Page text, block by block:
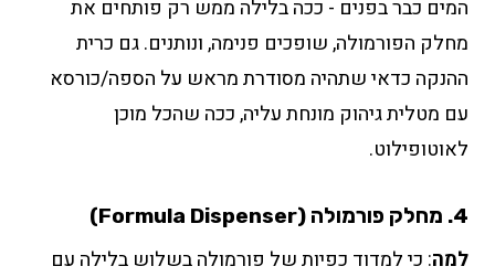
המים כבר בפנים - ככה בלילה ממש רק פותחים את
מחלק הפורמולה, שופכים פנימה, ונותנים. גם כרית
ההנקה כדאי שתהיה מסודרת מראש על הספה/כורסא
עם מטלית גיהוק מונחת עליה, ככה שהכל מוכן
לאוטופילוט.
4. מחלק פורמולה (Formula Dispenser)
למה: כי למדוד כפיות של פורמולה בשלוש בלילה עם